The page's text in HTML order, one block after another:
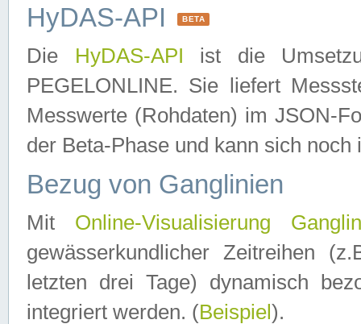
HyDAS-API BETA
Die HyDAS-API ist die
PEGELONLINE. Sie liefert
Messwerte (Rohdaten) im JSON-
der Beta-Phase und kann sich noch
Bezug von Ganglinien
Mit Online-Visualisierung
gewässerkundlicher Zeitreihen
letzten drei Tage) dynamisch
integriert werden. (Beispiel ).